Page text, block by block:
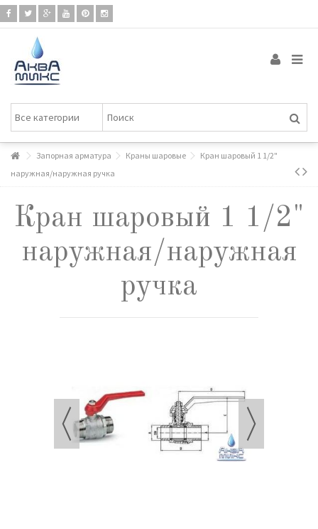
Запорная арматура Краны шаровые
Кран шаровый 1 1/2"
наружная/наружная ручка
Кран шаровый 1 1/2"
наружная/наружная
ручка